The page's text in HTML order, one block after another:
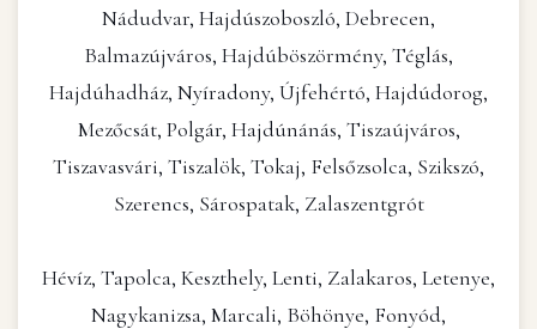
Nádudvar, Hajdúszoboszló, Debrecen,
Balmazújváros, Hajdúböszörmény, Téglás,
Hajdúhadház, Nyíradony, Újfehértó, Hajdúdorog,
Mezőcsát, Polgár, Hajdúnánás, Tiszaújváros,
Tiszavasvári, Tiszalök, Tokaj, Felsőzsolca, Szikszó,
Szerencs, Sárospatak, Zalaszentgrót
Hévíz, Tapolca, Keszthely, Lenti, Zalakaros, Letenye,
Nagykanizsa, Marcali, Böhönye, Fonyód,